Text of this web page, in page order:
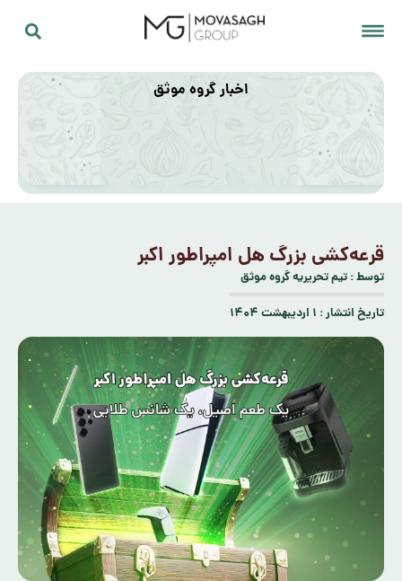
اخبار گروه موثق
قرعه‌کشی بزرگ هل امپراطور اکبر
توسط :تیم تحریریه گروه موثق
تاریخ انتشار : ۱ اردیبهشت ۱۴۰۴